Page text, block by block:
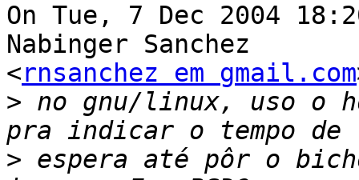
On Tue, 7 Dec 2004
Nabinger Sanchez
<rnsanchez em gmail.com
> no gnu/linux, uso o
> espera até pôr o